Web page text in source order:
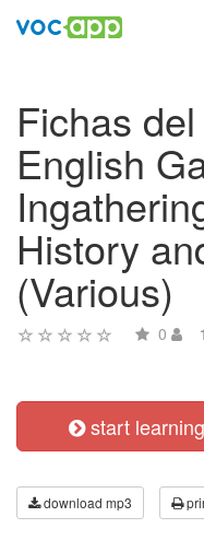
Fichas
English
History
(Various)
0
start learning
download mp3